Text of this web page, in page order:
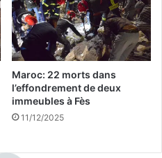
Maroc: 22 morts dans
l’effondrement de deux
immeubles à Fès
11/12/2025